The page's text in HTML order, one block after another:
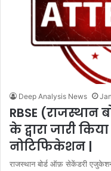
Deep Analysis News
RBSE
के द्वारा जारी
नोटिफिकेशन |
राजस्थान बोर्ड ऑफ़ सेकेंडरी